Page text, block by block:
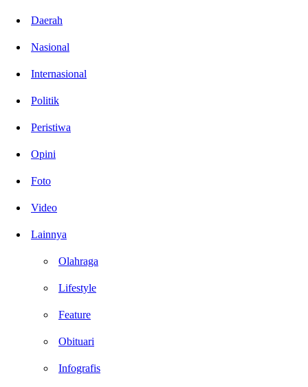
Daerah
Nasional
Internasional
Politik
Peristiwa
Opini
Foto
Video
Lainnya
Olahraga
Lifestyle
Feature
Obituari
Infografis